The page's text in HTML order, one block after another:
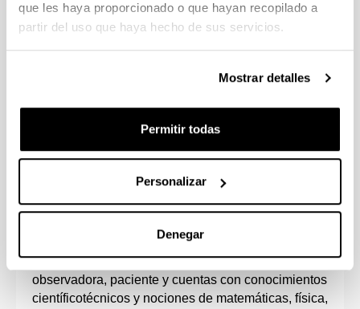
que les haya proporcionado o que hayan recopilado a
partir del uso que haya hecho de sus servicios.
Mostrar detalles
Permitir todas
Personalizar
Denegar
Transversalidad que proporciona esta
Facultad, con titulaciones científicas muy
diversas.
La formación obtenida te proporcionará una
en el ámbito empresarial e investigador.
Perfil de ingreso
Si tienes vocación investigadora, te motiva el
trabajo en el laboratorio, eres una persona
observadora, paciente y cuentas con conocimientos
científicotécnicos y nociones de matemáticas, física,